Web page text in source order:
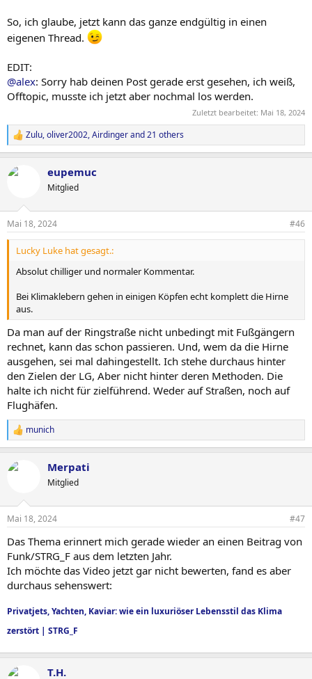
So, ich glaube, jetzt kann das ganze endgültig in einen
eigenen Thread.
EDIT:
@alex: Sorry hab deinen Post gerade erst gesehen, ich weiß,
Offtopic, musste ich jetzt aber nochmal los werden.
Zuletzt bearbeitet: Mai 18, 2024
R
e
c
s
:
Zulu,oliver2002,Airdingerand 21 others
eupemuc
Mitglied
Mai 18, 2024 #46
Lucky Luke hat gesagt.:
Absolut chilliger und normaler Kommentar.
Bei Klimaklebern gehen in einigen Köpfen echt komplett die Hirne
aus.
Da man auf der Ringstraße nicht unbedingt mit Fußgängern
rechnet, kann das schon passieren. Und, wem da die Hirne
ausgehen, sei mal dahingestellt. Ich stehe durchaus hinter
den Zielen der LG, Aber nicht hinter deren Methoden. Die
halte ich nicht für zielführend. Weder auf Straßen, noch auf
Flughäfen.
R
e
c
s
munich
Merpati
Mitglied
Mai 18, 2024 #47
Das Thema erinnert mich gerade wieder an einen Beitrag von
Funk/STRG_F aus dem letzten Jahr.
Ich möchte das Video jetzt gar nicht bewerten, fand es aber
durchaus sehenswert:
Privatjets, Yachten, Kaviar: wie ein luxuriöser Lebensstil das Klima
zerstört | STRG_F
T.H.